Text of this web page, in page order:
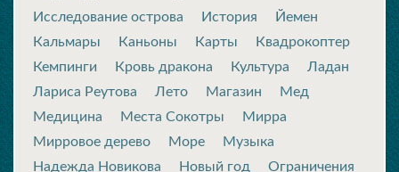
Исследование острова
История
Йемен
Кальмары
Каньоны Карты
Квадрокоптер
Кемпинги
Кровь дракона Культура
Ладан
Лариса Реутова
Лето Магазин
Мед
Медицина
Места Сокотры
Мирра
Мирровое дерево
Море
Музыка
Надежда Новикова
Новый год
Ограничения